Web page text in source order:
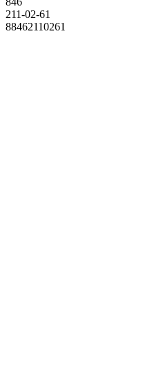
211-02-61
88462110261